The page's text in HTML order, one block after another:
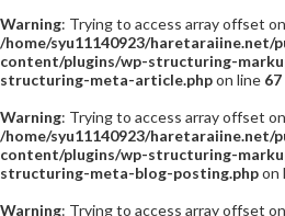
Warning: Trying to access array offset
/home/syu11140923/haretaraiine.net/
content/plugins/wp-structuring-
structuring-meta-article.phpon line 67
Warning: Trying to access array offset
/home/syu11140923/haretaraiine.net/
content/plugins/wp-structuring-
structuring-meta-blog-posting.phpon
Warning: Trying to access array offset